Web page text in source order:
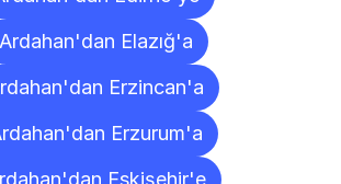
Ardahan'dan Elazığ'a
Erzincan'a
Erzurum'a
Eskişehir'e